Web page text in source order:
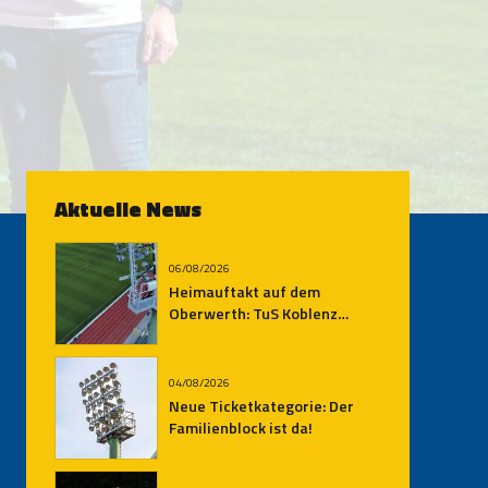
Aktuelle News
06/08/2026
Heimauftakt auf dem
Oberwerth: TuS Koblenz
04/08/2026
Neue Ticketkategorie: Der
Familienblock ist da!